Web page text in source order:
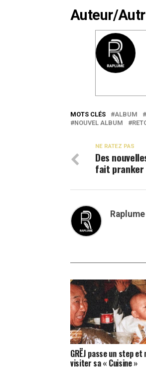
Auteur/
MOTS CLÉS ALBUM
NOUVEL ALBUM
NE RATEZ PAS
Des
fait pranker
Raplume
GRËJ passe un step
visiter sa « Cuisine »